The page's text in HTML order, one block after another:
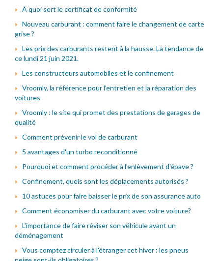
À quoi sert le certificat de conformité
Nouveau carburant : comment faire le changement de carte
grise ?
Les prix des carburants restent à la hausse. La tendance de
ce lundi 21 juin 2021.
Les constructeurs automobiles et le confinement
Vroomly, la référence pour l'entretien et la réparation des
voitures
Vroomly : le site qui promet des prestations de garages de
qualité
Comment prévenir le vol de carburant
5 avantages d'un turbo reconditionné
Pourquoi et comment procéder à l'enlèvement d'épave ?
Confinement, quels sont les déplacements autorisés ?
10 astuces pour faire baisser le prix de son assurance auto
Comment économiser du carburant avec votre voiture?
L'importance de faire réviser son véhicule avant un
déménagement
Vous comptez circuler à l'étranger cet hiver : les pneus